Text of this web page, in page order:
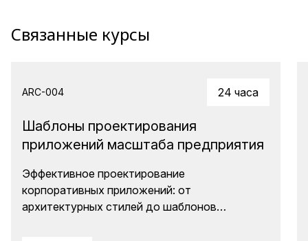
Связанные курсы
ARC-004 24 часа
Шаблоны проектирования
приложений масштаба предприятия
Эффективное проектирование
корпоративных приложений: от
архитектурных стилей до шаблонов